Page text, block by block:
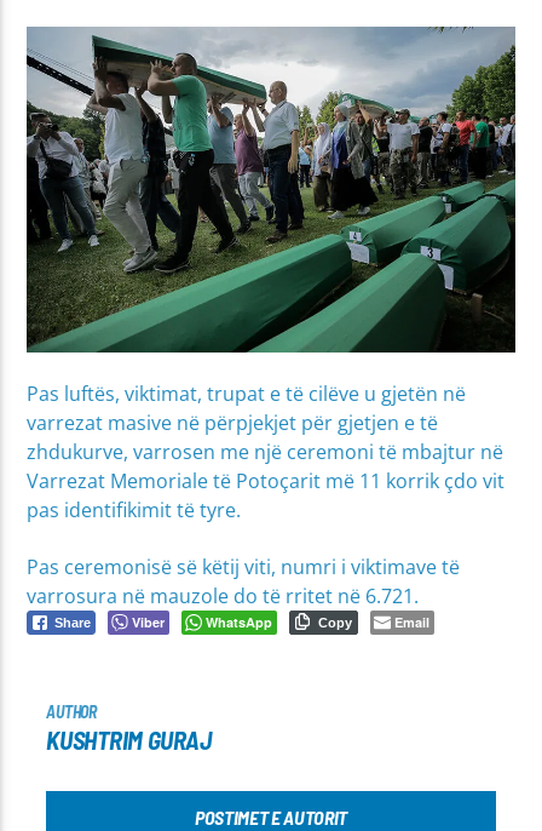
Pas luftës, viktimat, trupat e të cilëve u gjetën në
varrezat masive në përpjekjet për gjetjen e të
zhdukurve, varrosen me një ceremoni të mbajtur në
Varrezat Memoriale të Potoçarit më 11 korrik çdo vit
pas identifikimit të tyre.
Pas ceremonisë së këtij viti, numri i viktimave të
varrosura në mauzole do të rritet në 6.721.
Share Viber WhatsApp Copy Email
AUTHOR
KUSHTRIM GURAJ
POSTIMET E AUTORIT